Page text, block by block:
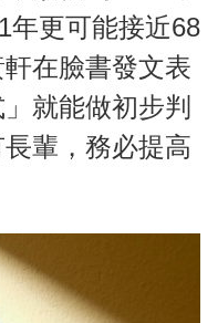
u
t
e
年更可能接近68
在臉書發文表
就能做初步判
輩，務必提高